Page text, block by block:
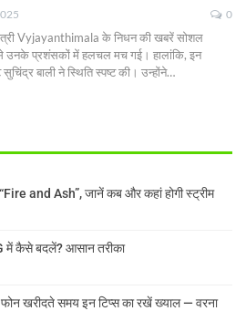
0
Vyjayanthimala के निधन की खबरें सोशल
उनके प्रशंसकों में हलचल मच गई। हालांकि, इन
बाली ने स्थिति स्पष्ट की। उन्होंने…
and Ash”, जानें कब और कहां होगी स्ट्रीम
में कैसे बदलें? आसान तरीका
खरीदते समय इन टिप्स का रखें ख्याल — वरना